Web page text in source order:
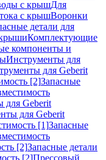
с крышДля
с крышВоронки
детали для
Комплектующие
компоненты и
Инструменты для
для Geberit
[2]Запасные
для Geberit
для Geberit
[1]Запасные
[2]Запасные детали
[2]Прессовый